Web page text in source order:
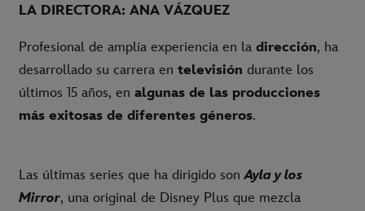
LA DIRECTORA: ANA VÁZQUEZ
Profesional de amplía experiencia en la dirección, ha
desarrollado su carrera en televisión durante los
últimos 15 años, en algunas de las producciones
más exitosas de diferentes géneros.
Las últimas series que ha dirigido sonAyla y los
Mirror, una original de Disney Plus que mezcla